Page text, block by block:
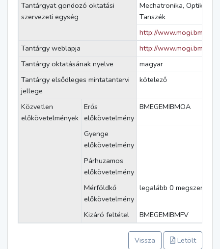
Tantárgyat gondozó oktatási
szervezeti egység
Mechatronika, Optika és
Tanszék
http://www.mogi.bme.hu
Tantárgy weblapja
http://www.mogi.bme.hu/
Tantárgy oktatásának nyelve
magyar
Tantárgy elsődleges mintatantervi
jellege
kötelező
Közvetlen
előkövetelmények
Erős
előkövetelmény
BMEGEMIBMOA
Gyenge
előkövetelmény
Párhuzamos
előkövetelmény
Mérföldkő
előkövetelmény
legalább 0 megszerzett
Kizáró feltétel BMEGEMIBMFV
Vissza Letölt